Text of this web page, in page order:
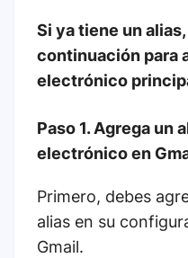
Si ya tiene un
continuación para
electrónico
Paso 1. Agrega un
electrónico en
Primero, debes
alias en su
Gmail.